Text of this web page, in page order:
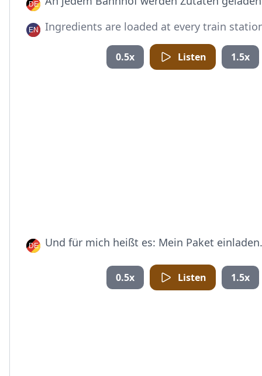
Ingredients are loaded at every train
0.5x Listen 1.5x
Und für mich heißt es: Mein Paket einladen.
0.5x Listen 1.5x